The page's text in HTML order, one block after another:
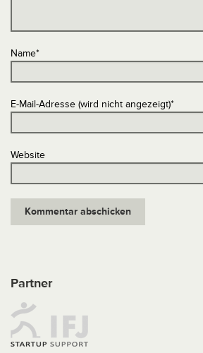
Name*
E-Mail-Adresse (wird nicht angezeigt)*
Website
Partner